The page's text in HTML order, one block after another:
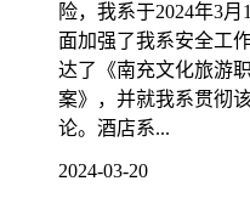
险，我系于2024年3
面加强了我系安全工
达了《南充文化旅游
案》，并就我系贯彻
论。酒店系...
2024-03-20